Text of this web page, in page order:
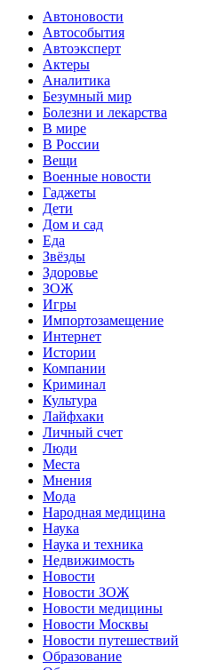
Автоновости
Автособытия
Автоэксперт
Актеры
Аналитика
Безумный мир
Болезни и лекарства
В мире
В России
Вещи
Военные новости
Гаджеты
Дети
Дом и сад
Еда
Звёзды
Здоровье
ЗОЖ
Игры
Импортозамещение
Интернет
Истории
Компании
Криминал
Культура
Лайфхаки
Личный счет
Люди
Места
Мнения
Мода
Народная медицина
Наука
Наука и техника
Недвижимость
Новости
Новости ЗОЖ
Новости медицины
Новости Москвы
Новости путешествий
Образование